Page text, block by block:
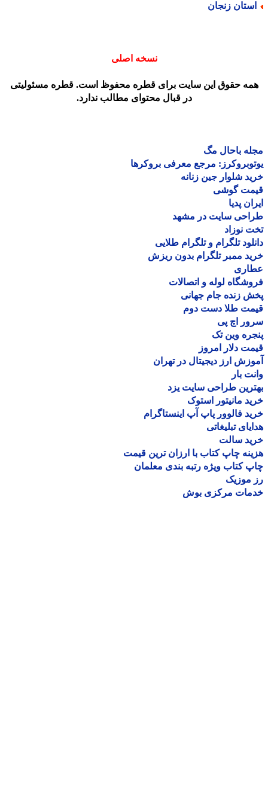
زنجان
نسخه اصلی
حقوق این سایت برای قطره محفوظ است. قطره مسئولیتی
در قبال محتوای مطالب ندارد.
باحال مگ
مرجع معرفی بروکرها
شلوار جین زنانه
گوشی
پدیا
سایت در مشهد
نوزاد
تلگرام و تلگرام طلایی
ممبر تلگرام بدون ریزش
لوله و اتصالات
زنده جام جهانی
طلا دست دوم
اچ پی
وین تک
دلار امروز
ارز دیجیتال در تهران
بار
طراحی سایت یزد
مانیتور استوک
فالوور پاپ آپ اینستاگرام
تبلیغاتی
سالت
چاپ کتاب با ارزان ترین قیمت
کتاب ویژه رتبه بندی معلمان
موزیک
مرکزی بوش